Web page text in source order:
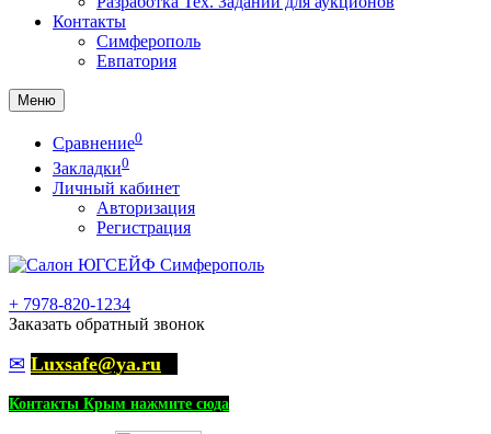
Контакты
Симферополь
Евпатория
Меню
Сравнение0
Закладки0
Личный кабинет
Авторизация
Регистрация
+ 7978-820-1234
Заказать обратный звонок
✉ Luxsafe@ya.ru
Контакты Крым нажмите сюда